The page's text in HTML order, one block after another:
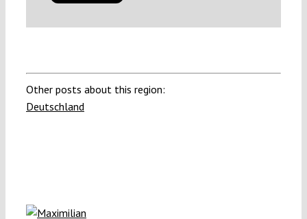
Other posts about this region:
Deutschland